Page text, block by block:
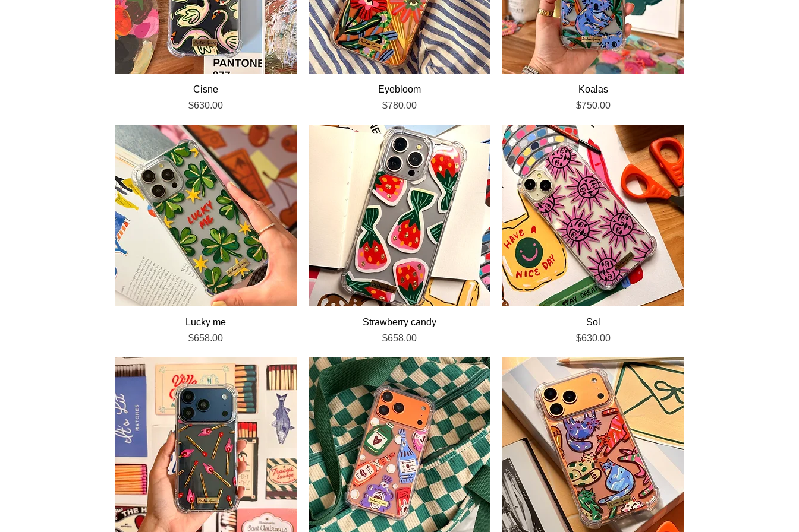
Vista rápida
Cisne
Precio
$630.00
Vista rápida
Eyebloom
Precio
$780.00
Vista rápida
Koalas
Precio
$750.00
Vista rápida
Lucky me
Precio
$658.00
Vista rápida
Strawberry candy
Precio
$658.00
Vista rápida
Sol
Precio
$630.00